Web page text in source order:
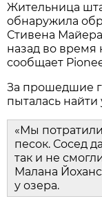
Жительница
обнаружила
Стивена
назад во время
сообщает
За прошедшие
пыталась
«Мы
песок. Сосед
так и не
Малана
у озера.